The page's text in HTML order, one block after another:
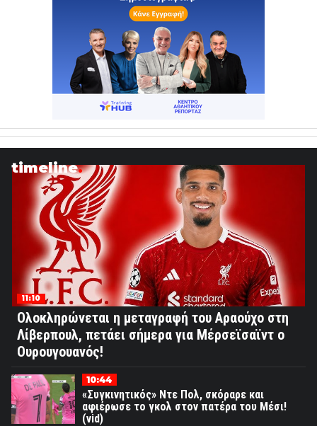
timeline
11:10
Ολοκληρώνεται η μεταγραφή του Αραούχο στη
Λίβερπουλ, πετάει σήμερα για Μέρσεϊσαϊντ ο
Ουρουγουανός!
10:44
«Συγκινητικός» Ντε Πολ, σκόραρε και
αφιέρωσε το γκολ στον πατέρα του Μέσι!
(vid)